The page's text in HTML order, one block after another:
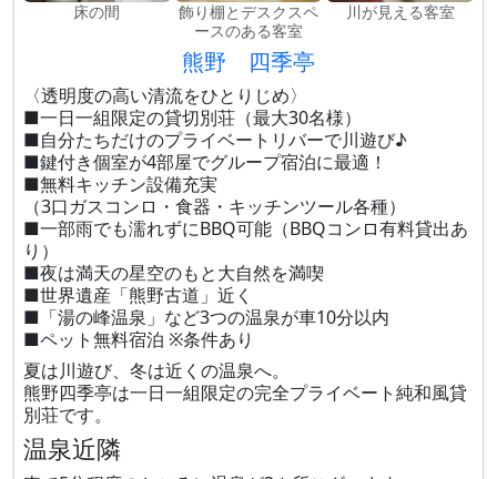
床の間
飾り棚とデスクスペ
ースのある客室
川が見える客室
熊野 四季亭
〈透明度の高い清流をひとりじめ〉
■一日一組限定の貸切別荘（最大30名様）
■自分たちだけのプライベートリバーで川遊び♪
■鍵付き個室が4部屋でグループ宿泊に最適！
■無料キッチン設備充実
（3口ガスコンロ・食器・キッチンツール各種）
■一部雨でも濡れずにBBQ可能（BBQコンロ有料貸出あ
り）
■夜は満天の星空のもと大自然を満喫
■世界遺産「熊野古道」近く
■「湯の峰温泉」など3つの温泉が車10分以内
■ペット無料宿泊 ※条件あり
夏は川遊び、冬は近くの温泉へ。
熊野四季亭は一日一組限定の完全プライベート純和風貸
別荘です。
温泉近隣